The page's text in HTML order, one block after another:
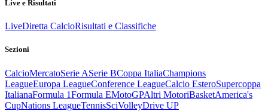
Live e Risultati
LiveDiretta CalcioRisultati e Classifiche
Sezioni
CalcioMercatoSerie ASerie BCoppa ItaliaChampions
LeagueEuropa LeagueConference LeagueCalcio EsteroSupercoppa
ItalianaFormula 1Formula EMotoGPAltri MotoriBasketAmerica's
CupNations LeagueTennisSciVolleyDrive UP